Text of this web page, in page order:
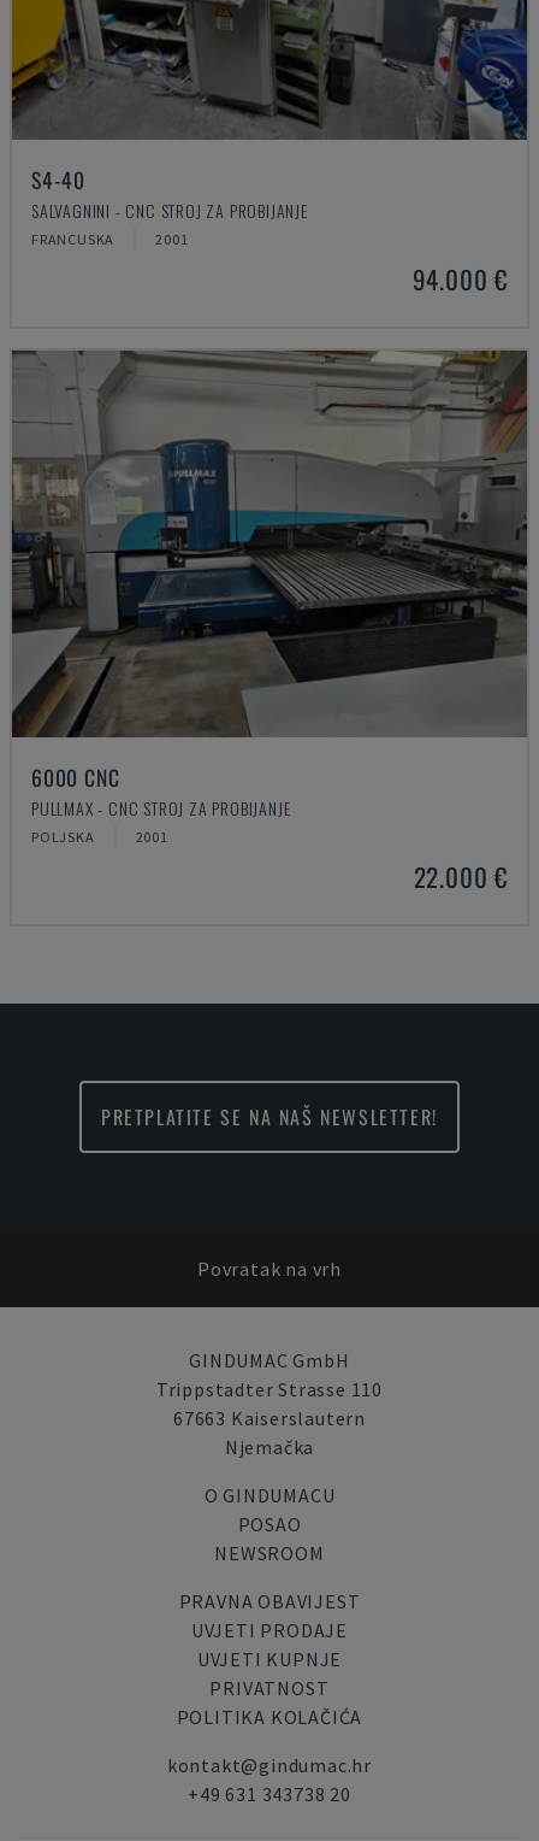
S4-40
SALVAGNINI - CNC STROJ ZA PROBIJANJE
FRANCUSKA 2001
94.000 €
6000 CNC
PULLMAX - CNC STROJ ZA PROBIJANJE
POLJSKA 2001
22.000 €
PRETPLATITE SE NA NAŠ NEWSLETTER!
Povratak na vrh
GINDUMAC GmbH
Trippstadter Strasse 110
67663 Kaiserslautern
Njemačka
O GINDUMACU
POSAO
NEWSROOM
PRAVNA OBAVIJEST
UVJETI PRODAJE
UVJETI KUPNJE
PRIVATNOST
POLITIKA KOLAČIĆA
kontakt@gindumac.hr
+49 631 343738 20